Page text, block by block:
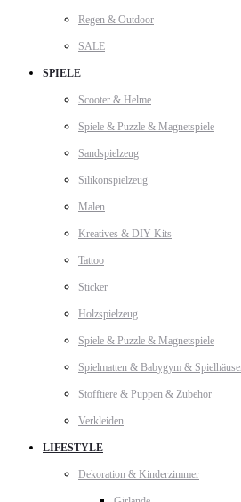
Regen & Outdoor
SALE
SPIELE
Scooter & Helme
Spiele & Puzzle & Magnetspiele
Sandspielzeug
Silikonspielzeug
Malen
Kreatives & DIY-Kits
Tattoo
Sticker
Holzspielzeug
Spiele & Puzzle & Magnetspiele
Spielmatten & Babygym &
Stofftiere & Puppen & Zubehör
Verkleiden
LIFESTYLE
Dekoration & Kinderzimmer